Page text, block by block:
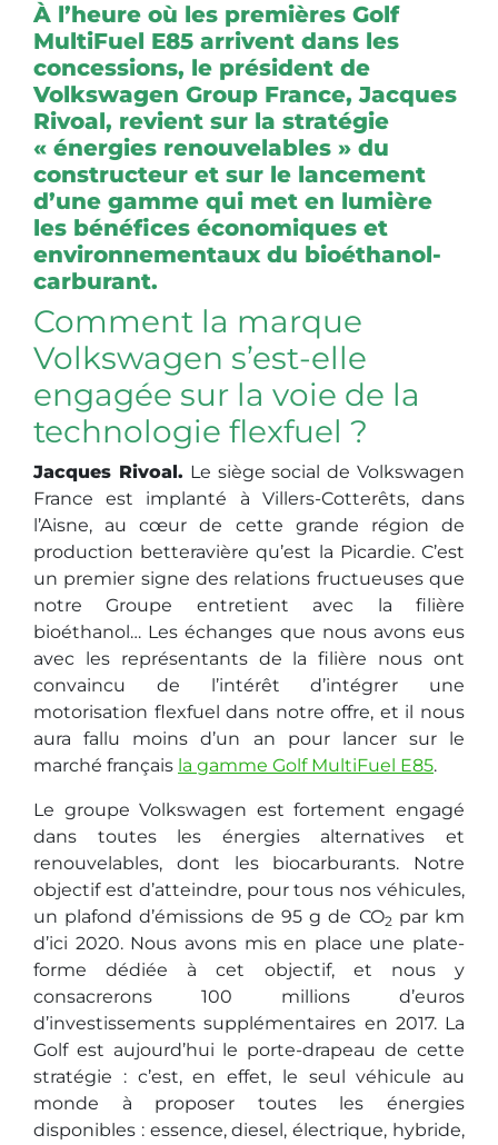
À l’heure où les premières Golf
MultiFuel E85 arrivent dans les
concessions, le président de
Volkswagen Group France, Jacques
Rivoal, revient sur la stratégie
« énergies renouvelables » du
constructeur et sur le lancement
d’une gamme qui met en lumière
les bénéfices économiques et
environnementaux du bioéthanol-
carburant.
Comment la marque
Volkswagen s’est-elle
engagée sur la voie de la
technologie flexfuel ?
Jacques Rivoal. Le siège social de Volkswagen
France est implanté à Villers-Cotterêts, dans
l’Aisne, au cœur de cette grande région de
production betteravière qu’est la Picardie. C’est
un premier signe des relations fructueuses que
notre Groupe entretient avec la filière
bioéthanol… Les échanges que nous avons eus
avec les représentants de la filière nous ont
convaincu de l’intérêt d’intégrer une
motorisation flexfuel dans notre offre, et il nous
aura fallu moins d’un an pour lancer sur le
marché français la gamme Golf MultiFuel E85.
Le groupe Volkswagen est fortement engagé
dans toutes les énergies alternatives et
renouvelables, dont les biocarburants. Notre
objectif est d’atteindre, pour tous nos véhicules,
un plafond d’émissions de 95 g de CO2 par km
d’ici 2020. Nous avons mis en place une plate-
forme dédiée à cet objectif, et nous y
consacrerons 100 millions d’euros
d’investissements supplémentaires en 2017. La
Golf est aujourd’hui le porte-drapeau de cette
stratégie : c’est, en effet, le seul véhicule au
monde à proposer toutes les énergies
disponibles : essence, diesel, électrique, hybride,